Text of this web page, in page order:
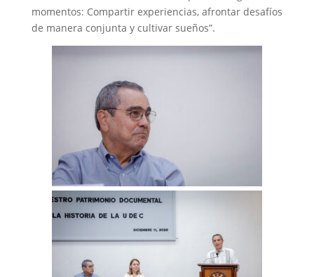
momentos: Compartir experiencias, afrontar desafíos
de manera conjunta y cultivar sueños”.